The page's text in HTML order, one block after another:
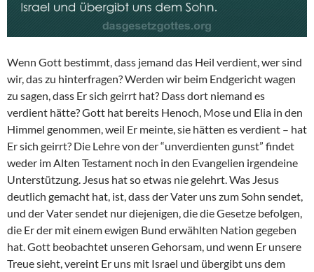
Wenn Gott bestimmt, dass jemand das Heil verdient, wer sind
wir, das zu hinterfragen? Werden wir beim Endgericht wagen
zu sagen, dass Er sich geirrt hat? Dass dort niemand es
verdient hätte? Gott hat bereits Henoch, Mose und Elia in den
Himmel genommen, weil Er meinte, sie hätten es verdient – hat
Er sich geirrt? Die Lehre von der “unverdienten gunst” findet
weder im Alten Testament noch in den Evangelien irgendeine
Unterstützung. Jesus hat so etwas nie gelehrt. Was Jesus
deutlich gemacht hat, ist, dass der Vater uns zum Sohn sendet,
und der Vater sendet nur diejenigen, die die Gesetze befolgen,
die Er der mit einem ewigen Bund erwählten Nation gegeben
hat. Gott beobachtet unseren Gehorsam, und wenn Er unsere
Treue sieht, vereint Er uns mit Israel und übergibt uns dem